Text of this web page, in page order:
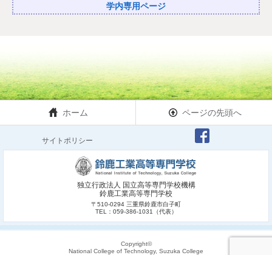
学内専用ページ
ホーム ページの先頭へ
サイトポリシー
独立行政法人 国立高等専門学校機構
鈴鹿工業高等専門学校
〒510-0294 三重県鈴鹿市白子町
TEL：059-386-1031（代表）
Copyright©
National College of Technology, Suzuka College